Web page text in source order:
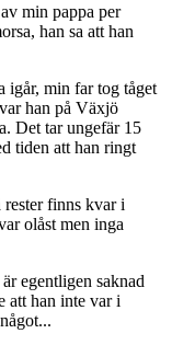
min pappa per
han sa att han
igår, min far tog tåget
han på Växjö
Det tar ungefär 15
tiden att han ringt
rester finns kvar i
olåst men inga
egentligen saknad
att han inte var i